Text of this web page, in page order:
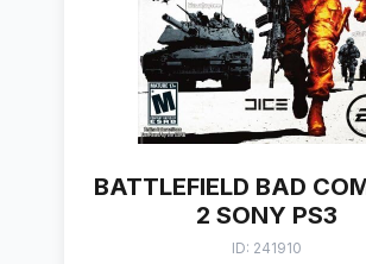
BATTLEFIELD BAD
2 SONY PS3
ID: 241910